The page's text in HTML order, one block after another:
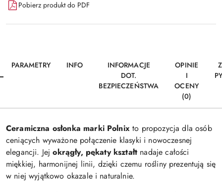
Pobierz produkt do PDF
PARAMETRY INFO
INFORMACJE
DOT.
BEZPIECZEŃSTWA
OPINIE
I
OCENY
(0)
Ceramiczna osłonka marki Polnixto propozycja dla osób
ceniących wyważone połączenie klasyki i nowoczesnej
elegancji. Jejokrągły, pękaty kształt nadaje całości
miękkiej, harmonijnej linii, dzięki czemu rośliny prezentują się
w niej wyjątkowo okazale i naturalnie.